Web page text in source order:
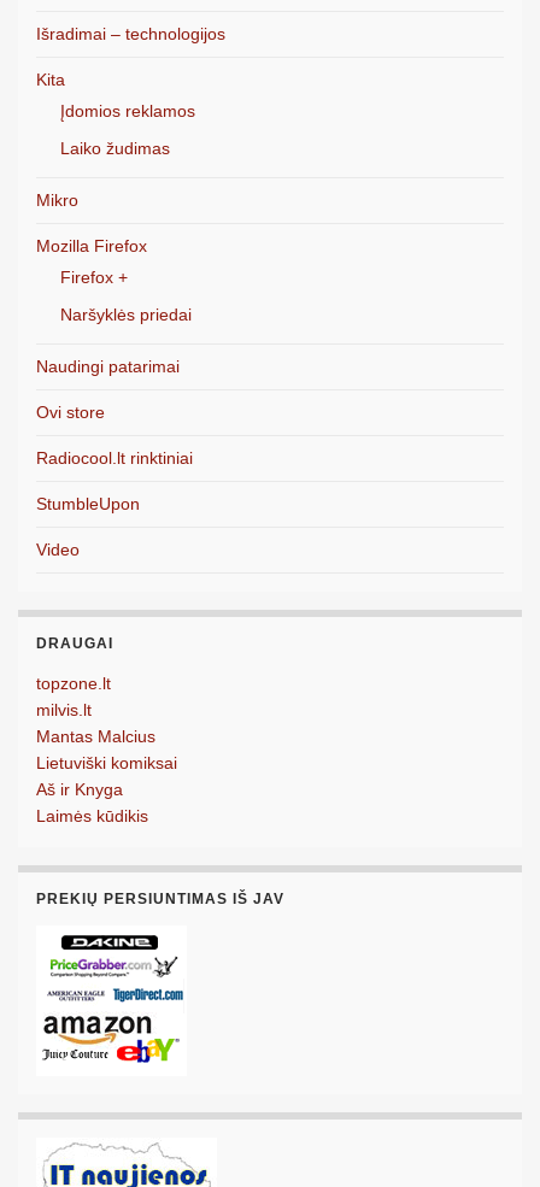
Išradimai – technologijos
Kita
Įdomios reklamos
Laiko žudimas
Mikro
Mozilla Firefox
Firefox +
Naršyklės priedai
Naudingi patarimai
Ovi store
Radiocool.lt rinktiniai
StumbleUpon
Video
DRAUGAI
topzone.lt
milvis.lt
Mantas Malcius
Lietuviški komiksai
Aš ir Knyga
Laimės kūdikis
PREKIŲ PERSIUNTIMAS IŠ JAV